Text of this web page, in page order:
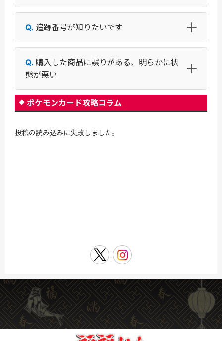
追跡番号が知りたいです
購入した商品に誤りがある、明らかに状
態が悪い
ポケモンカード攻略コラム
投稿の読み込みに失敗しました。